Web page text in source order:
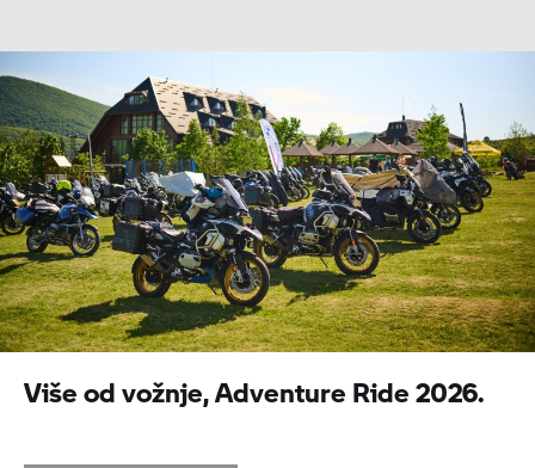
Sport
Roadster
Heritage
Tour
Adventure
Više od vožnje, Adventure Ride 2026.